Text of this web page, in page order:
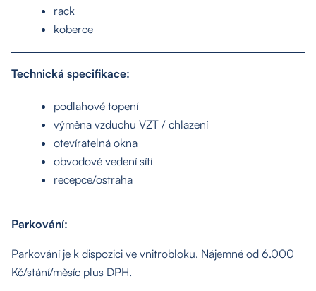
rack
koberce
Technická specifikace:
podlahové topení
výměna vzduchu VZT / chlazení
otevíratelná okna
obvodové vedení sítí
recepce/ostraha
Parkování:
Parkování je k dispozici ve vnitrobloku. Nájemné od 6.000
Kč/stání/měsíc plus DPH.